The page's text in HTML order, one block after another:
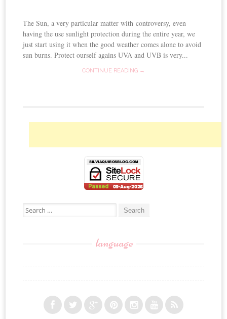
The Sun, a very particular matter with controversy, even
having the use sunlight protection during the entire year, we
just start using it when the good weather comes alone to avoid
sun burns. Protect ourself agains UVA and UVB is very...
CONTINUE READING →
Search for:
language